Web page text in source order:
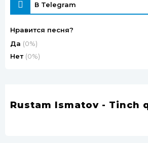
В Telegram
Нравится песня?
Да (0%)
Нет (0%)
Rustam Ismatov - Tinch